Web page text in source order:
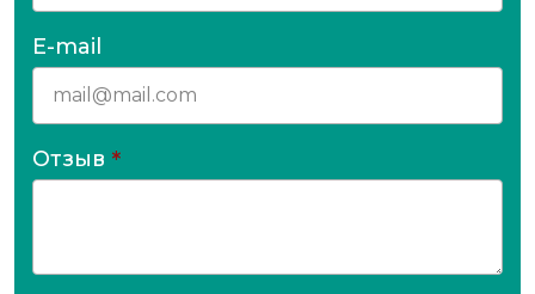
E-mail
Отзыв *